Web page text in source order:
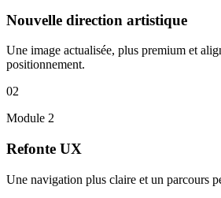
Nouvelle direction artistique
Une image actualisée, plus premium et
positionnement.
02
Module 2
Refonte UX
Une navigation plus claire et un parcours